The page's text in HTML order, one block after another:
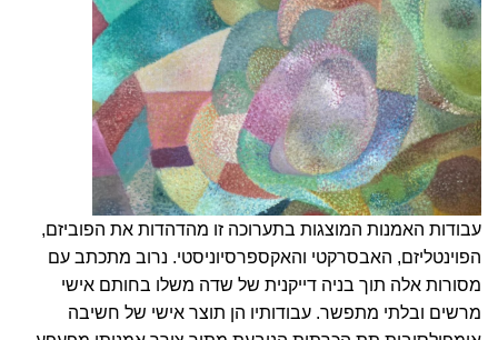
עבודות האמנות המוצגות בתערוכה זו מהדהדות את הפוביזם,
הפוינטליזם, האבסרקטי והאקספרסיוניסטי. נרוב מתכתב עם
מסורות אלה תוך בניה דייקנית של שדה משלו בחותם אישי
מרשים ובלתי מתפשר. עבודותיו הן תוצר אישי של חשיבה